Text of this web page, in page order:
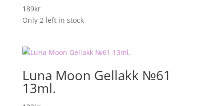
189kr
Only 2 left in stock
Luna Moon Gellakk №61
13ml.